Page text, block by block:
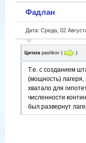
Фадлан
Дата: Среда, 02
Цитата pashkov ( )
Т.е. с созданием
(мощность)
хватало для
численности
был развернут